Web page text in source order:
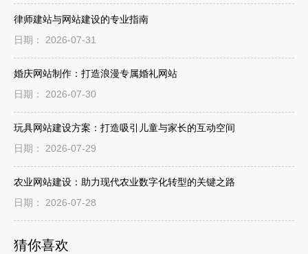
律师建站与网站建设的专业指南
日期： 2026-07-31
婚庆网站制作：打造浪漫专属婚礼网站
日期： 2026-07-30
玩具网站建设方案：打造吸引儿童与家长的互动空间
日期： 2026-07-29
农业网站建设：助力现代农业数字化转型的关键之路
日期： 2026-07-28
猜你喜欢